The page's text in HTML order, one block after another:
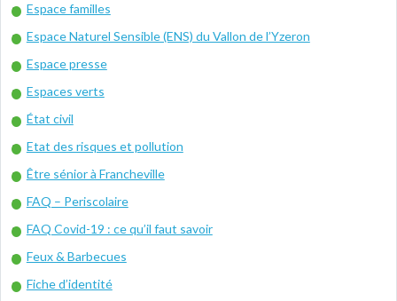
Espace familles
Espace Naturel Sensible (ENS) du Vallon de l’Yzeron
Espace presse
Espaces verts
État civil
Etat des risques et pollution
Être sénior à Francheville
FAQ – Periscolaire
FAQ Covid-19 : ce qu’il faut savoir
Feux & Barbecues
Fiche d’identité